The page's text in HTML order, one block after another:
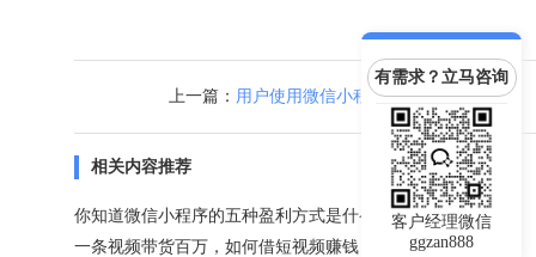
上一篇： 用户使用微信小程序怎么点餐？
相关内容推荐
你知道微信小程序的五种盈利方式是什么吗？
一条视频带货百万，如何借短视频赚钱？
有需求？立马咨询
客户经理微信
ggzan888